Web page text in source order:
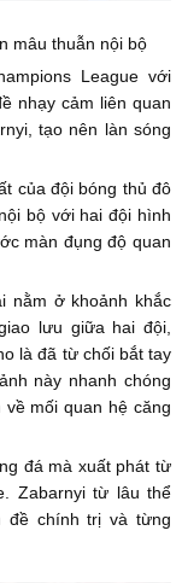
mâu thuẫn nội bộ
League với
nhạy cảm liên quan
tạo nên làn sóng
của đội bóng thủ đô
bộ với hai đội hình
màn đụng độ quan
nằm ở khoảnh khắc
lưu giữa hai đội,
là đã từ chối bắt tay
này nhanh chóng
mối quan hệ căng
đá mà xuất phát từ
Zabarnyi từ lâu thể
đề chính trị và từng